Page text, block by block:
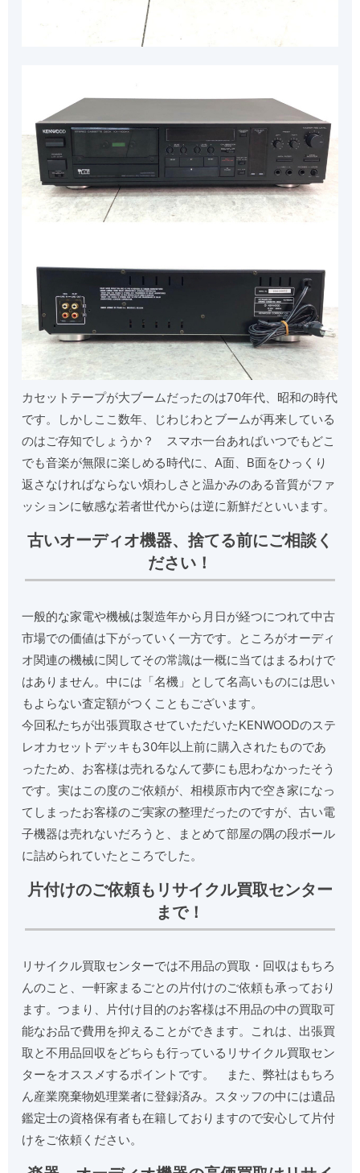
カセットテープが大ブームだったのは70年代、昭和の時代
です。しかしここ数年、じわじわとブームが再来している
のはご存知でしょうか？ スマホ一台あればいつでもどこ
でも音楽が無限に楽しめる時代に、A面、B面をひっくり
返さなければならない煩わしさと温かみのある音質がファ
ッションに敏感な若者世代からは逆に新鮮だといいます。
古いオーディオ機器、捨てる前にご相談く
ださい！
一般的な家電や機械は製造年から月日が経つにつれて中古
市場での価値は下がっていく一方です。ところがオーディ
オ関連の機械に関してその常識は一概に当てはまるわけで
はありません。中には「名機」として名高いものには思い
もよらない査定額がつくこともございます。
今回私たちが出張買取させていただいたKENWOODのステ
レオカセットデッキも30年以上前に購入されたものであ
ったため、お客様は売れるなんて夢にも思わなかったそう
です。実はこの度のご依頼が、相模原市内で空き家になっ
てしまったお客様のご実家の整理だったのですが、古い電
子機器は売れないだろうと、まとめて部屋の隅の段ボール
に詰められていたところでした。
片付けのご依頼もリサイクル買取センター
まで！
リサイクル買取センターでは不用品の買取・回収はもちろ
んのこと、一軒家まるごとの片付けのご依頼も承っており
ます。つまり、片付け目的のお客様は不用品の中の買取可
能なお品で費用を抑えることができます。これは、出張買
取と不用品回収をどちらも行っているリサイクル買取セン
ターをオススメするポイントです。 また、弊社はもちろ
ん産業廃棄物処理業者に登録済み。スタッフの中には遺品
鑑定士の資格保有者も在籍しておりますので安心して片付
けをご依頼ください。